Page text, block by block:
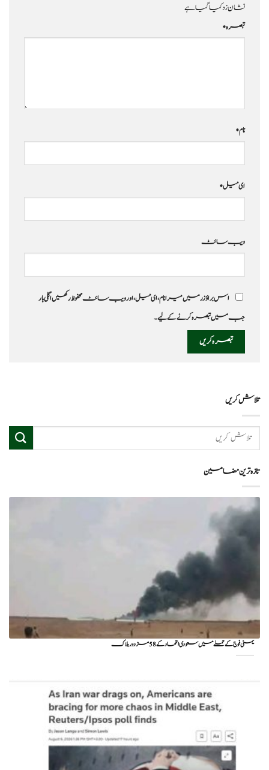
نشان زد کیا گیا ہے
تبصرہ*
نام*
ای میل*
ویب‌ سائٹ
اس براؤزر میں میرا نام، ای میل، اور ویب سائٹ محفوظ رکھیں اگلی بار
جب میں تبصرہ کرنے کےلیے۔
تلاش کریں
تازہ ترین مضامین
یمنی فوج کے حملے میں سعودی اتحاد کے 58 مزدور ہلاک